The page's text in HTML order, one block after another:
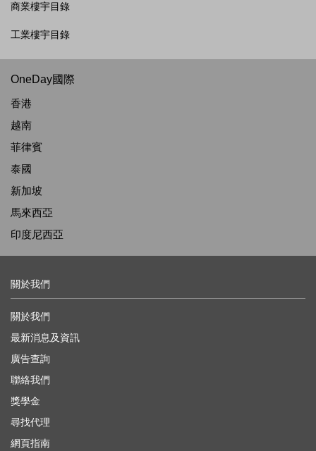
商業樓宇目錄
工業樓宇目錄
OneDay國際
香港
越南
菲律賓
泰國
新加坡
馬來西亞
印度尼西亞
關於我們
關於我們
最新消息及資訊
廣告查詢
聯絡我們
獎學金
尋找代理
網頁指南